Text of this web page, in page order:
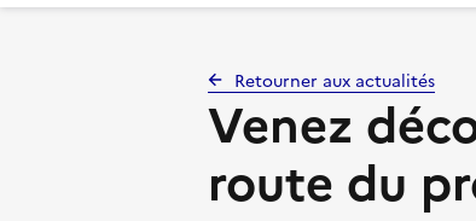
Retourner aux actualités
Venez
route du